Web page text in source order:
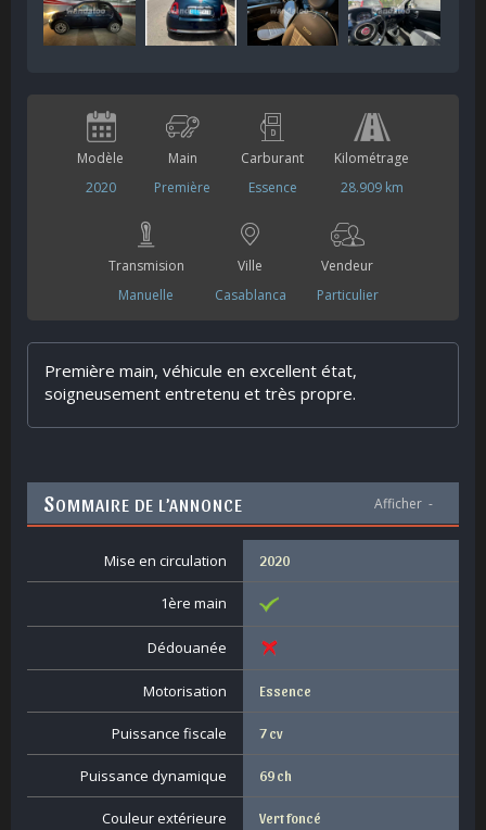
Modèle
2020
Main
Première
Carburant
Essence
Kilométrage
28.909 km
Transmision
Manuelle
Ville
Casablanca
Vendeur
Particulier
Première main, véhicule en excellent état,
soigneusement entretenu et très propre.
SOMMAIRE DE L’ANNONCE Afficher -
Mise en circulation 2020
1ère main
Dédouanée
Motorisation Essence
Puissance fiscale 7 cv
Puissance dynamique 69 ch
Couleur extérieure Vert foncé